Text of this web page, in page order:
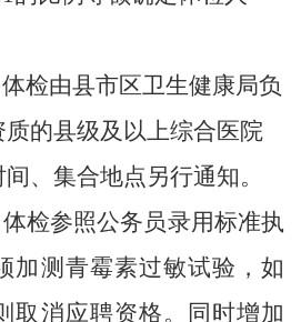
体检由县市区卫生健康局负
的县级及以上综合医院
、集合地点另行通知。
体检参照公务员录用标准执
加测青霉素过敏试验，如
取消应聘资格。
同时增加